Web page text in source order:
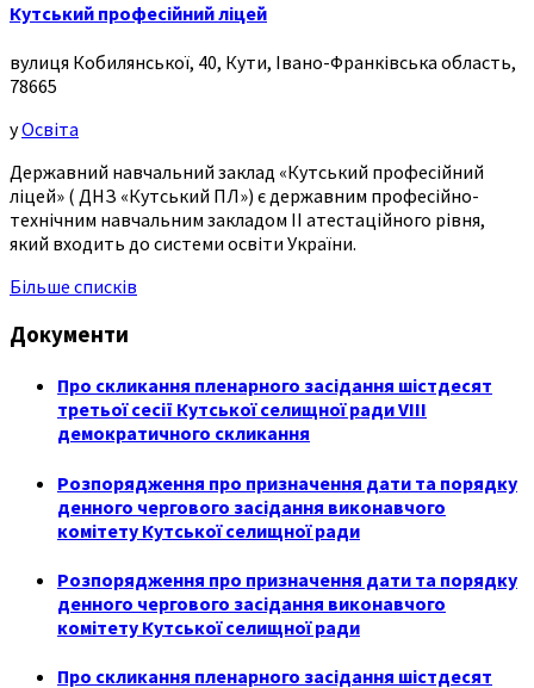
Кутський професійний ліцей
вулиця Кобилянської, 40, Кути, Івано-Франківська область,
78665
уОсвіта
Державний навчальний заклад «Кутський професійний
ліцей» ( ДНЗ «Кутський ПЛ») є державним професійно-
технічним навчальним закладом ІІ атестаційного рівня,
який входить до системи освіти України.
Більше списків
Документи
Про скликання пленарного засідання шістдесят
третьої сесії Кутської селищної ради VIII
демократичного скликання
Розпорядження про призначення дати та порядку
денного чергового засідання виконавчого
комітету Кутської селищної ради
Розпорядження про призначення дати та порядку
денного чергового засідання виконавчого
комітету Кутської селищної ради
Про скликання пленарного засідання шістдесят